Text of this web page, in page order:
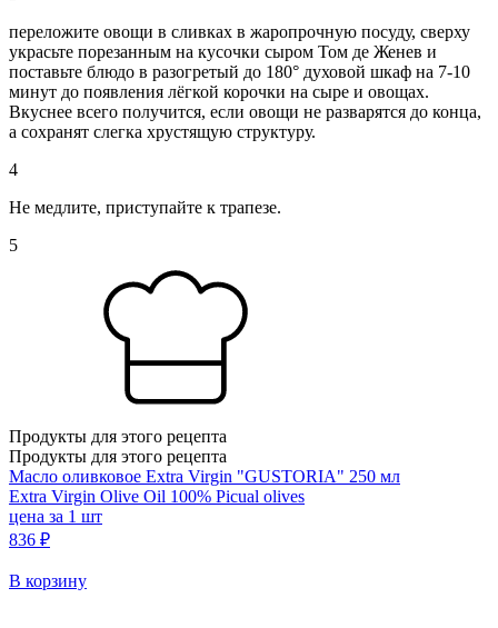
переложите овощи в сливках в жаропрочную посуду, сверху
украсьте порезанным на кусочки сыром Том де Женев и
поставьте блюдо в разогретый до 180° духовой шкаф на 7-10
минут до появления лёгкой корочки на сыре и овощах.
Вкуснее всего получится, если овощи не разварятся до конца,
а сохранят слегка хрустящую структуру.
4
Не медлите, приступайте к трапезе.
5
Продукты для этого рецепта
Продукты для этого рецепта
Масло оливковое Extra Virgin "GUSTORIA" 250 мл
Extra Virgin Olive Oil 100% Picual olives
цена за 1 шт
836 ₽
В корзину